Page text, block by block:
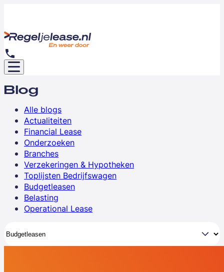
Blog
Alle blogs
Actualiteiten
Financial Lease
Onderzoeken
Branches
Verzekeringen & Hypotheken
Toplijsten Bedrijfswagen
Budgetleasen
Belasting
Operational Lease